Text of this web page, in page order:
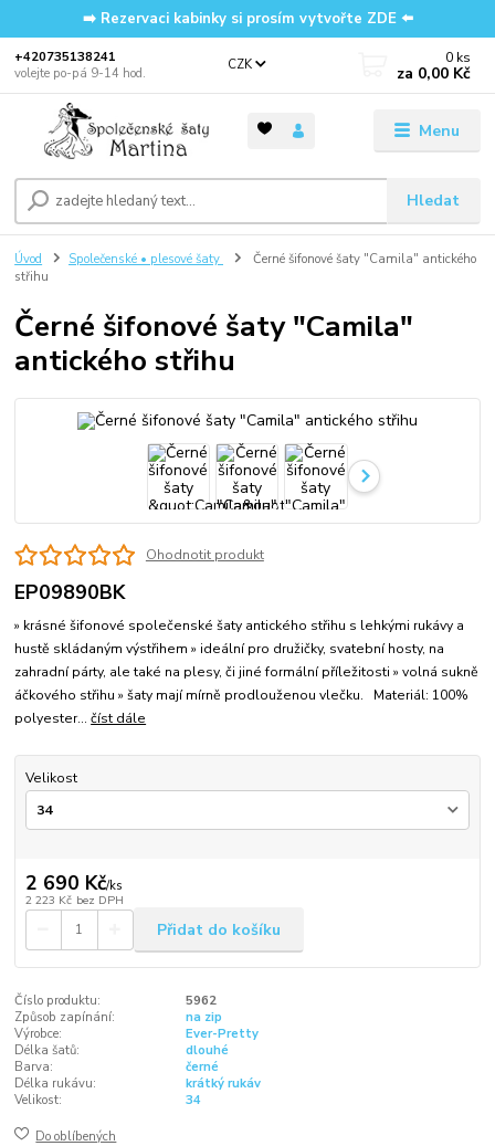
➡️ Rezervaci kabinky si prosím vytvořte ZDE ⬅️
Menu
CZK
Hledat
‭+420735138241
volejte po-pá 9-14 hod.
0 ks
za 0,00 Kč
Úvod Společenské • plesové šaty
Černé šifonové šaty "Camila" antického
střihu
Černé šifonové šaty "Camila"
antického střihu
Ohodnotit produkt
EP09890BK
» krásné šifonové společenské šaty antického střihu s lehkými rukávy a
hustě skládaným výstřihem » ideální pro družičky, svatební hosty, na
zahradní párty, ale také na plesy, či jiné formální příležitosti » volná sukně
áčkového střihu » šaty mají mírně prodlouženou vlečku. Materiál: 100%
polyester...číst dále
Velikost
2 690 Kč/ks
2 223 Kč bez DPH
Přidat do košíku
Číslo produktu:
5962
Způsob zapínání:
na zip
Výrobce:
Ever-Pretty
Délka šatů:
dlouhé
Barva:
černé
Délka rukávu:
krátký rukáv
Velikost:
34
Do oblíbených